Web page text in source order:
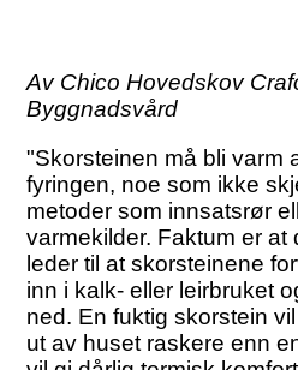
Av Chico Hovedskov
Byggnadsvård
"Skorsteinen må bli varm
fyringen, noe som ikke
metoder som innsatsrør
varmekilder. Faktum er at
leder til at skorsteinene
inn i kalk- eller leirbruket
ned. En fuktig skorstein
ut av huset raskere enn